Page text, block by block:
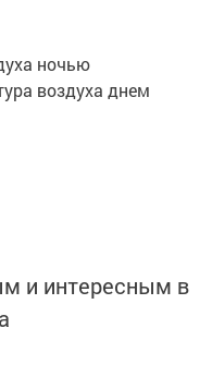
ночью
воздуха днем
и интересным в